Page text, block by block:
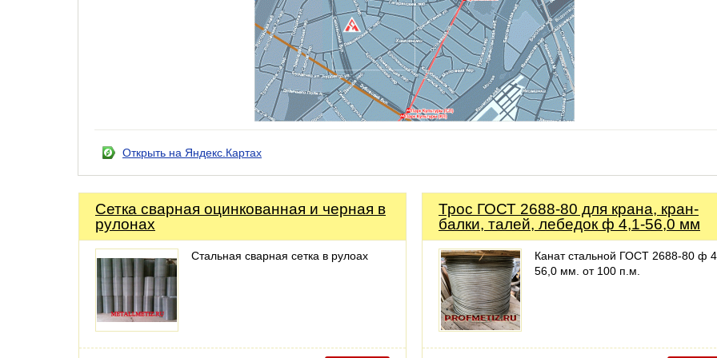
Открыть на Яндекс.Картах
Сетка сварная оцинкованная и черная в
рулонах
Стальная сварная сетка в рулоах
Трос ГОСТ 2688-80 для крана, кран-
балки, талей, лебедок ф 4,1-56,0 мм
Канат стальной ГОСТ 2688-80 ф
56,0 мм. от 100 п.м.